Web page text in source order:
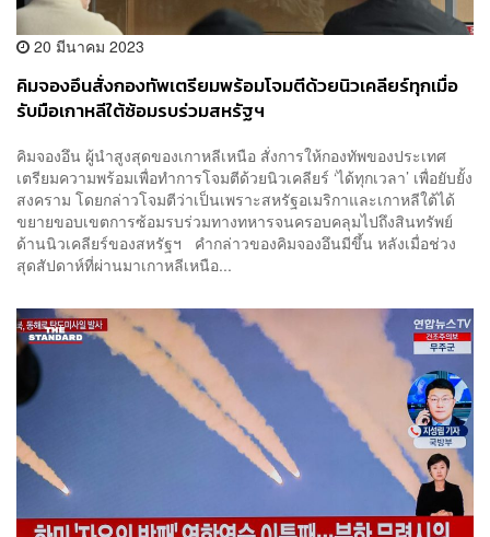
20 มีนาคม 2023
คิมจองอึนสั่งกองทัพเตรียมพร้อมโจมตีด้วยนิวเคลียร์ทุกเมื่อ
รับมือเกาหลีใต้ซ้อมรบร่วมสหรัฐฯ
คิมจองอึน ผู้นำสูงสุดของเกาหลีเหนือ สั่งการให้กองทัพของประเทศ
เตรียมความพร้อมเพื่อทำการโจมตีด้วยนิวเคลียร์ ‘ได้ทุกเวลา’ เพื่อยับยั้ง
สงคราม โดยกล่าวโจมตีว่าเป็นเพราะสหรัฐอเมริกาและเกาหลีใต้ได้
ขยายขอบเขตการซ้อมรบร่วมทางทหารจนครอบคลุมไปถึงสินทรัพย์
ด้านนิวเคลียร์ของสหรัฐฯ คำกล่าวของคิมจองอึนมีขึ้น หลังเมื่อช่วง
สุดสัปดาห์ที่ผ่านมาเกาหลีเหนือ...